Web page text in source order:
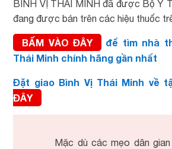
BÌNH VỊ THÁI MINH đã được Bộ Y
đang được bán trên các hiệu thuốc
BẤM VÀO ĐÂY
để tìm nhà
Thái Minh chính hãng gần nhất
Đặt giao Bình Vị Thái Minh về
ĐÂY
Mặc dù các mẹo dân